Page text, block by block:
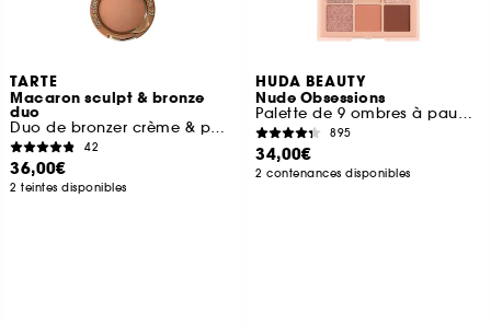
TARTE
Macaron sculpt & bronze
duo
Duo de bronzer crème & poudre
42
36,00€
2 teintes disponibles
HUDA BEAUTY
Nude Obsessions
Palette de 9 ombres à paupières
895
34,00€
2 contenances disponibles